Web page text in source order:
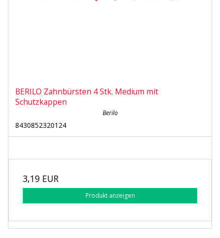
BERILO Zahnbürsten 4 Stk. Medium mit
Schutzkappen
Berilo
8430852320124
3,19 EUR
Produkt anzeigen